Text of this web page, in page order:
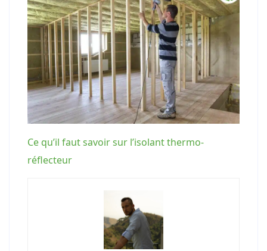
Ce qu’il faut savoir sur l’isolant thermo-
réflecteur